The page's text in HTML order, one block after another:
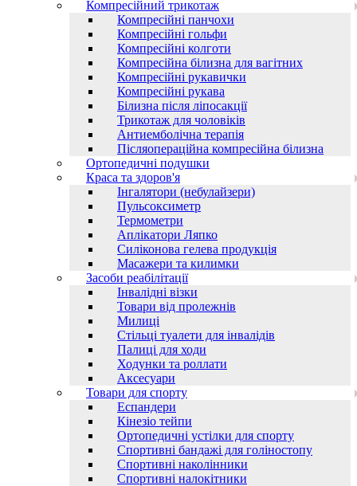
Компресійний трикотаж
Компресійні панчохи
Компресійні гольфи
Компресійні колготи
Компресійна білизна для вагітних
Компресійні рукавички
Компресійні рукава
Білизна після ліпосакції
Трикотаж для чоловіків
Антиемболічна терапія
Післяопераційна компресійна білизна
Ортопедичні подушки
Краса та здоров'я
Інгалятори (небулайзери)
Пульсоксиметр
Термометри
Аплікатори Ляпко
Силіконова гелева продукція
Масажери та килимки
Засоби реабілітації
Інвалідні візки
Товари від пролежнів
Милиці
Стільці туалети для інвалідів
Палиці для ходи
Ходунки та роллати
Аксесуари
Товари для спорту
Еспандери
Кінезіо тейпи
Ортопедичні устілки для спорту
Спортивні бандажі для голіностопу
Спортивні наколінники
Спортивні налокітники